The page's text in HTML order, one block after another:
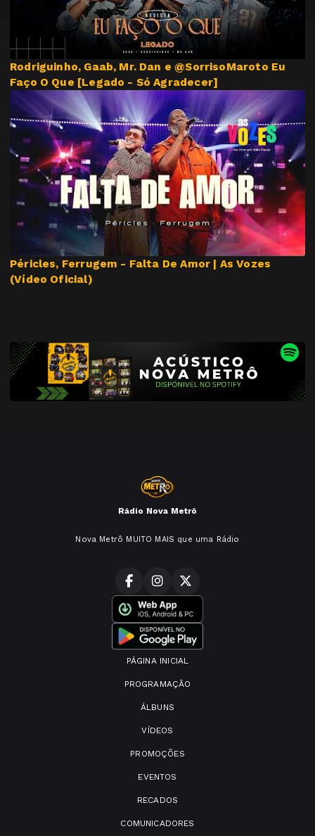
Rodriguinho, Gaab, Mr. Dan e @SorrisoMaroto Eu
Faço O Que [Legado - Só Agradecer]
Péricles, Ferrugem - Falta De Amor | As Vozes
(Vídeo Oficial)
Rádio Nova Metrô
Nova Metrô MUITO MAIS que uma Rádio
PÁGINA INICIAL
PROGRAMAÇÃO
ÁLBUNS
VÍDEOS
PROMOÇÕES
EVENTOS
RECADOS
COMUNICADORES